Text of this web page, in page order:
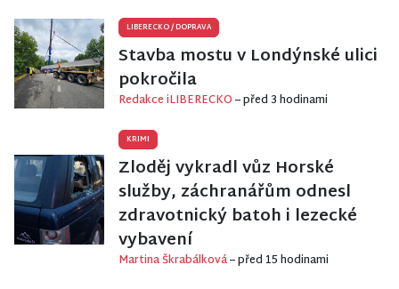
LIBERECKO/DOPRAVA
Stavba mostu v Londýnské ulici
pokročila
Redakce iLIBERECKO– před 3 hodinami
KRIMI
Zloděj vykradl vůz Horské
služby, záchranářům odnesl
zdravotnický batoh i lezecké
vybavení
Martina Škrabálková– před 15 hodinami